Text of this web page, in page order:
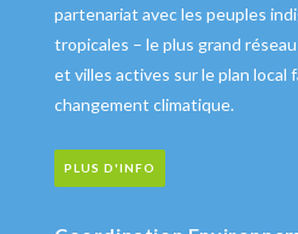
partenariat avec les peuples
tropicales – le plus grand
et villes actives sur le plan local
changement climatique.
PLUS D'INFO